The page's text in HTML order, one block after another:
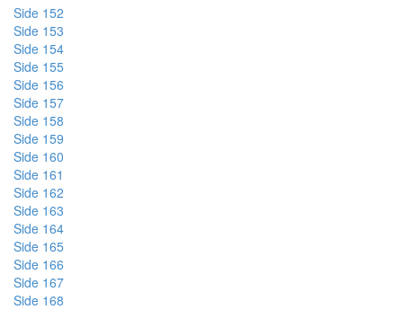
Side 152
Side 153
Side 154
Side 155
Side 156
Side 157
Side 158
Side 159
Side 160
Side 161
Side 162
Side 163
Side 164
Side 165
Side 166
Side 167
Side 168